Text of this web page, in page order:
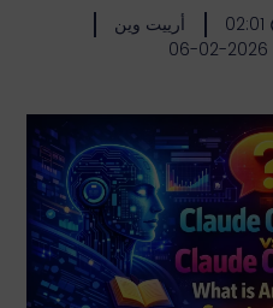
02:01
أرييت وين